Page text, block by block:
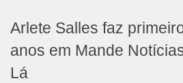
Arlete Salles faz
anos em Mande
Lá